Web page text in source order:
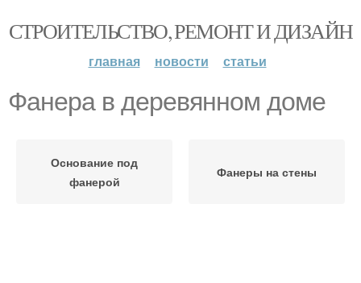
СТРОИТЕЛЬСТВО, РЕМОНТ И ДИЗАЙН
главная новости статьи
Фанера в деревянном доме
Основание под
фанерой
Фанеры на стены